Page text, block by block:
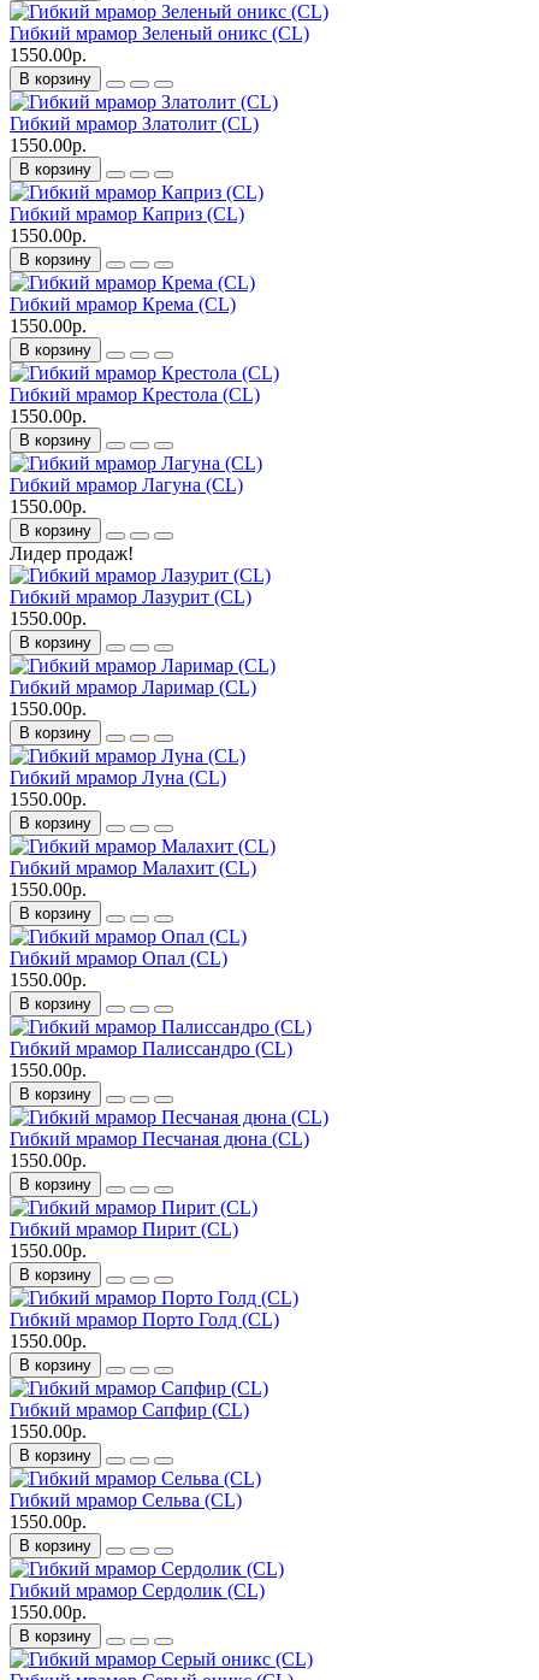
Гибкий мрамор Зеленый оникс (CL)
1550.00р.
В корзину
Гибкий мрамор Златолит (CL)
1550.00р.
В корзину
Гибкий мрамор Каприз (CL)
1550.00р.
В корзину
Гибкий мрамор Крема (CL)
1550.00р.
В корзину
Гибкий мрамор Крестола (CL)
1550.00р.
В корзину
Гибкий мрамор Лагуна (CL)
1550.00р.
В корзину
Лидер продаж!
Гибкий мрамор Лазурит (CL)
1550.00р.
В корзину
Гибкий мрамор Ларимар (CL)
1550.00р.
В корзину
Гибкий мрамор Луна (CL)
1550.00р.
В корзину
Гибкий мрамор Малахит (CL)
1550.00р.
В корзину
Гибкий мрамор Опал (CL)
1550.00р.
В корзину
Гибкий мрамор Палиссандро (CL)
1550.00р.
В корзину
Гибкий мрамор Песчаная дюна (CL)
1550.00р.
В корзину
Гибкий мрамор Пирит (CL)
1550.00р.
В корзину
Гибкий мрамор Порто Голд (CL)
1550.00р.
В корзину
Гибкий мрамор Сапфир (CL)
1550.00р.
В корзину
Гибкий мрамор Сельва (CL)
1550.00р.
В корзину
Гибкий мрамор Сердолик (CL)
1550.00р.
В корзину